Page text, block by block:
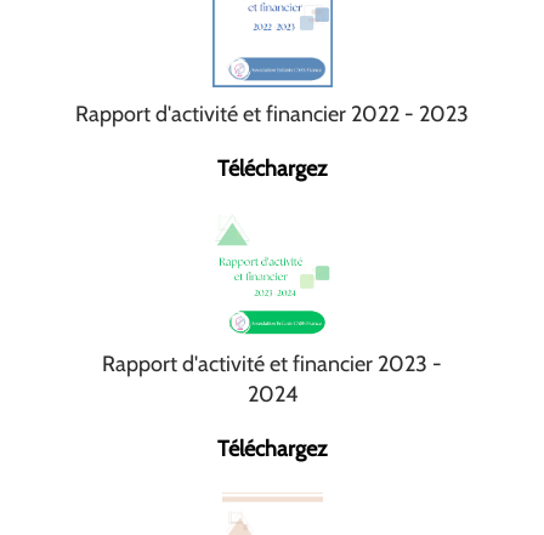
Rapport d'activité et financier 2022 - 2023
Téléchargez
Rapport d'activité et financier 2023 -
2024
Téléchargez